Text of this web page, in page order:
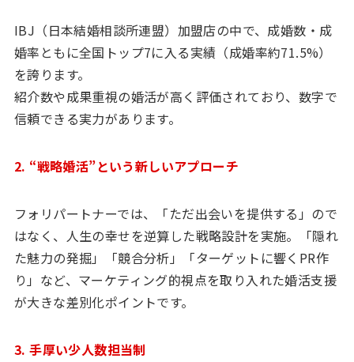
IBJ（日本結婚相談所連盟）加盟店の中で、成婚数・成
婚率ともに全国トップ7に入る実績（成婚率約71.5%）
を誇ります。
紹介数や成果重視の婚活が高く評価されており、数字で
信頼できる実力があります。
2. “戦略婚活”という新しいアプローチ
フォリパートナーでは、「ただ出会いを提供する」ので
はなく、人生の幸せを逆算した戦略設計を実施。「隠れ
た魅力の発掘」「競合分析」「ターゲットに響くPR作
り」など、マーケティング的視点を取り入れた婚活支援
が大きな差別化ポイントです。
3. 手厚い少人数担当制